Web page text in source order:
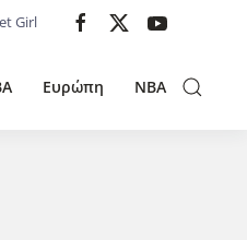
Girl
Ευρώπη NBA